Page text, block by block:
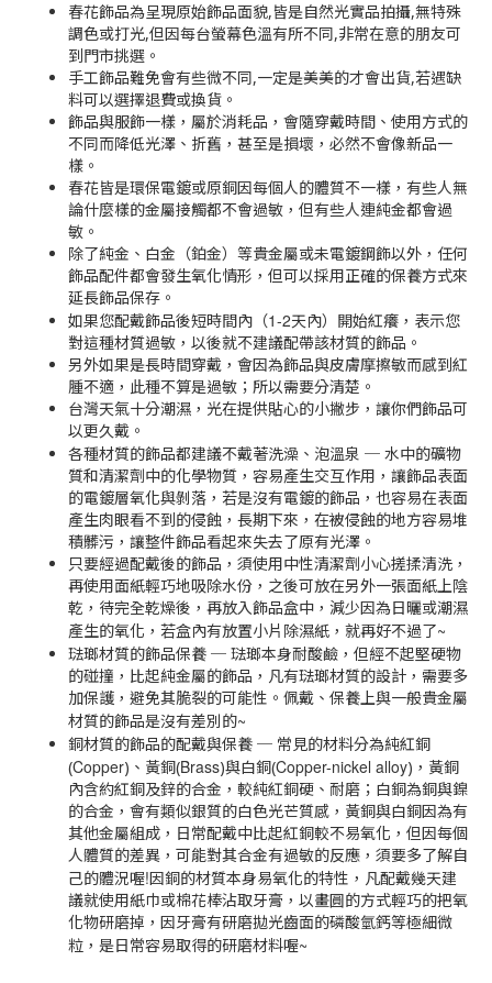
春花飾品為呈現原始飾品面貌,皆是自然光實品拍攝,無特殊
調色或打光,但因每台螢幕色溫有所不同,非常在意的朋友可
到門市挑選。
手工飾品難免會有些微不同,一定是美美的才會出貨,若遇缺
料可以選擇退費或換貨。
飾品與服飾一樣，屬於消耗品，會隨穿戴時間、使用方式的
不同而降低光澤、折舊，甚至是損壞，必然不會像新品一
樣。
春花皆是環保電鍍或原銅因每個人的體質不一樣，有些人無
論什麼樣的金屬接觸都不會過敏，但有些人連純金都會過
敏。
除了純金、白金（鉑金）等貴金屬或未電鍍鋼飾以外，任何
飾品配件都會發生氧化情形，但可以採用正確的保養方式來
延長飾品保存。
如果您配戴飾品後短時間內（1-2天內）開始紅癢，表示您
對這種材質過敏，以後就不建議配帶該材質的飾品。
另外如果是長時間穿戴，會因為飾品與皮膚摩擦敏而感到紅
腫不適，此種不算是過敏；所以需要分清楚。
台灣天氣十分潮濕，光在提供貼心的小撇步，讓你們飾品可
以更久戴。
各種材質的飾品都建議不戴著洗澡、泡溫泉 ─ 水中的礦物
質和清潔劑中的化學物質，容易產生交互作用，讓飾品表面
的電鍍層氧化與剝落，若是沒有電鍍的飾品，也容易在表面
產生肉眼看不到的侵蝕，長期下來，在被侵蝕的地方容易堆
積髒污，讓整件飾品看起來失去了原有光澤。
只要經過配戴後的飾品，須使用中性清潔劑小心搓揉清洗，
再使用面紙輕巧地吸除水份，之後可放在另外一張面紙上陰
乾，待完全乾燥後，再放入飾品盒中，減少因為日曬或潮濕
產生的氧化，若盒內有放置小片除濕紙，就再好不過了~
琺瑯材質的飾品保養 ─ 琺瑯本身耐酸鹼，但經不起堅硬物
的碰撞，比起純金屬的飾品，凡有琺瑯材質的設計，需要多
加保護，避免其脆裂的可能性。佩戴、保養上與一般貴金屬
材質的飾品是沒有差別的~
銅材質的飾品的配戴與保養 ─ 常見的材料分為純紅銅
(Copper)、黃銅(Brass)與白銅(Copper-nickel alloy)，黃銅
內含約紅銅及鋅的合金，較純紅銅硬、耐磨；白銅為銅與鎳
的合金，會有類似銀質的白色光芒質感，黃銅與白銅因為有
其他金屬組成，日常配戴中比起紅銅較不易氧化，但因每個
人體質的差異，可能對其合金有過敏的反應，須要多了解自
己的體況喔!因銅的材質本身易氧化的特性，凡配戴幾天建
議就使用紙巾或棉花棒沾取牙膏，以畫圓的方式輕巧的把氧
化物研磨掉，因牙膏有研磨拋光齒面的磷酸氫鈣等極細微
粒，是日常容易取得的研磨材料喔~